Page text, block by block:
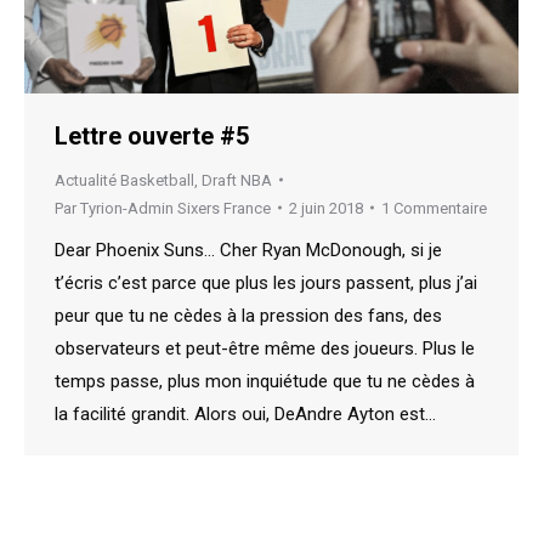
Lettre ouverte #5
Actualité Basketball
Draft NBA
Par Tyrion-Admin Sixers France 2 juin 2018 1 Commentaire
Dear Phoenix Suns… Cher Ryan McDonough, si je
t’écris c’est parce que plus les jours passent, plus j’ai
peur que tu ne cèdes à la pression des fans, des
observateurs et peut-être même des joueurs. Plus le
temps passe, plus mon inquiétude que tu ne cèdes à
la facilité grandit. Alors oui, DeAndre Ayton est…